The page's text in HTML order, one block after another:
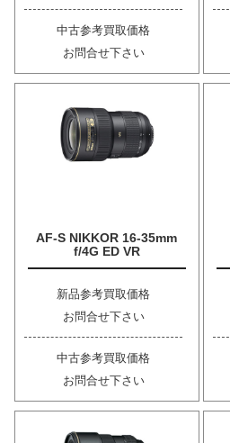
中古参考買取価格
お問合せ下さい
AF-S NIKKOR 16-35mm
f/4G ED VR
新品参考買取価格
お問合せ下さい
中古参考買取価格
お問合せ下さい